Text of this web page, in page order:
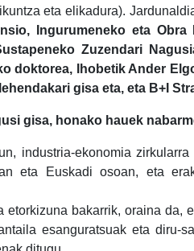
eta elikadura).
Ingurumeneko eta
Zuzendari
doktorea, Ihobetik Ander
gisa eta, eta B+I
gisa, honako hauek
industria-ekonomia
eta Euskadi osoan, eta
etorkizuna bakarrik, oraina da,
esanguratsuak eta diru-